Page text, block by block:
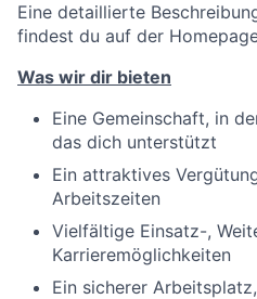
Eine detaillierte
findest du auf der
Was wir dir bieten
Eine Gemeinschaft, in
das dich unterstützt
Ein attraktives
Arbeitszeiten
Vielfältige Einsatz-,
Karrieremöglichkeiten
Ein sicherer